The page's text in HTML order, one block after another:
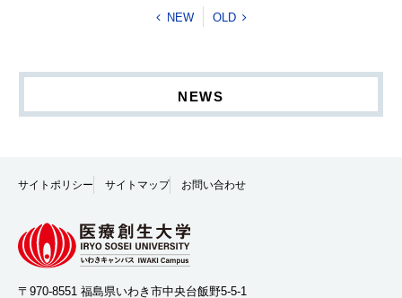
NEW OLD
NEWS
サイトポリシー サイトマップ お問い合わせ
〒970-8551 福島県いわき市中央台飯野5-5-1